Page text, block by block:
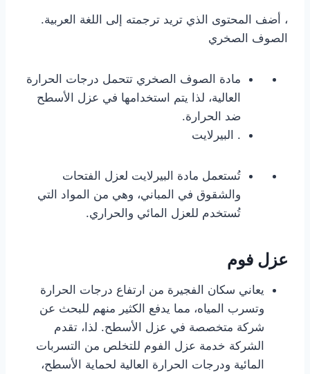
، أضف المحتوى الذي تريد ترجمته إلى اللغة العربية.
الصوف الصخري
مادة الصوف الصخري تتحمل درجات الحرارة
العالية، لذا يتم استخدامها في عزل الأسطح
ضد الحرارة.
. البيرلايت
تُستعمل مادة البيرلايت لعزل الفتحات
والشقوق في المباني، وهي من المواد التي
تُستخدم للعزل المائي والحراري.
عزل فوم
يعاني سكان الفجيرة من ارتفاع درجات الحرارة
وتسرب المياه، مما يدفع الكثير منهم للبحث عن
شركة متخصصة في عزل الأسطح. لذا، تقدم
الشركة خدمة عزل الفوم للتخلص من التسربات
المائية ودرجات الحرارة العالية لحماية الأسطح،